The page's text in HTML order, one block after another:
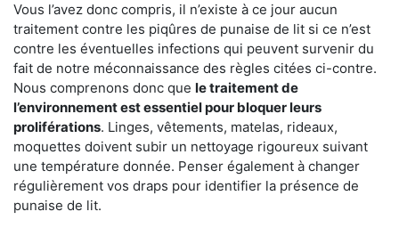
Vous l’avez donc compris, il n’existe à ce jour aucun
traitement contre les piqûres de punaise de lit si ce n’est
contre les éventuelles infections qui peuvent survenir du
fait de notre méconnaissance des règles citées ci-contre.
Nous comprenons donc que le traitement de
l’environnement est essentiel pour bloquer leurs
proliférations. Linges, vêtements, matelas, rideaux,
moquettes doivent subir un nettoyage rigoureux suivant
une température donnée. Penser également à changer
régulièrement vos draps pour identifier la présence de
punaise de lit.